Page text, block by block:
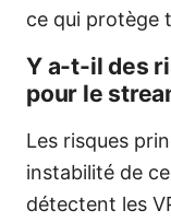
ce qui protège
Y a-t-il des
pour le
Les risques
instabilité de
détectent les